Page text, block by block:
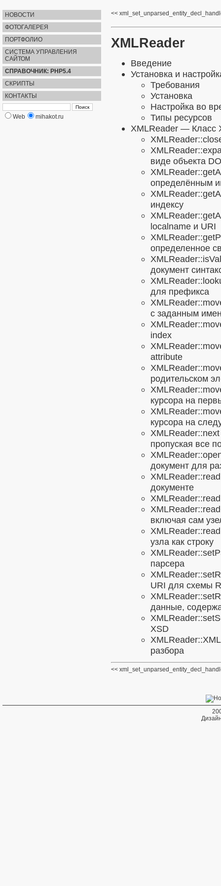
НОВОСТИ
ФОТОГАЛЕРЕЯ
ПОРТФОЛИО
СИСТЕМА УПРАВЛЕНИЯ
САЙТОМ
СПРАВОЧНИК: PHP5.4
СКРИПТЫ
КОНТАКТЫ
Web mihakot.ru
XMLReader
Введение
Установка и
Требования
Установка
Настройка во
Типы ресурсов
XMLReader — Класс
виде объекта
определённым
индексу
localname и URI
определенное
документ
для префикса
с заданным
index
attribute
родительском
курсора на
курсора на
XMLReader::next
пропуская все
документ для
XMLReader::read
документе
включая сам
узла как строку
парсера
URI для схемы
данные,
XSD
XMLReader::XML
разбора